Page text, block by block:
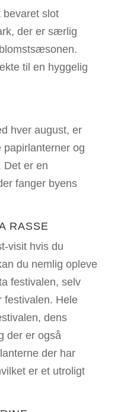
bevaret slot
der er særlig
til en hyggelig
hver august, er
papirlanterner og
Det er en
fanger byens
RASSE
visit hvis du
du nemlig opleve
festivalen, selv
festivalen. Hele
dens
der er også
der har
er et utroligt